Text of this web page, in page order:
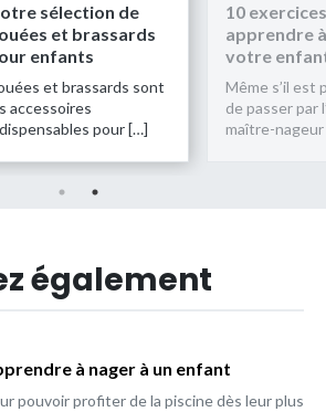
sélection de
et brassards
enfants
et brassards sont
accessoires
pour […]
10
apprendre
votre
Même s’il est
de passer par
maître-
également
à nager à un enfant
pouvoir profiter de la piscine dès leur plus